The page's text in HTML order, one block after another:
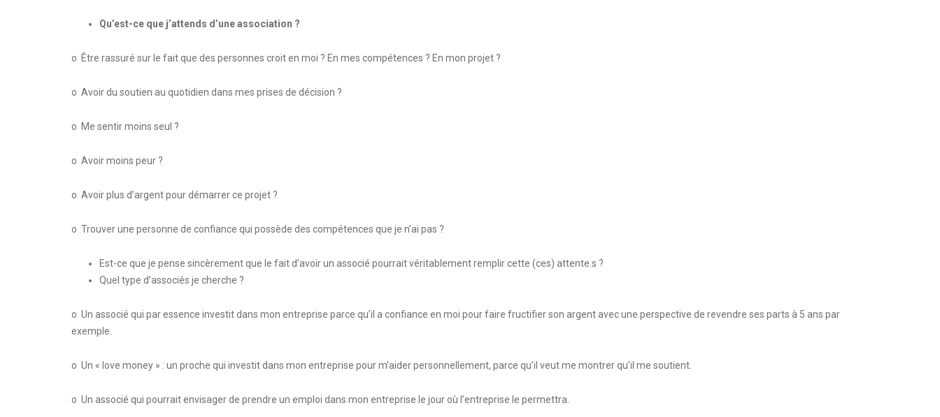
Qu’est-ce que j’attends d’une association ?
o Être rassuré sur le fait que des personnes croit en moi ? En mes compétences ? En mon projet ?
o Avoir du soutien au quotidien dans mes prises de décision ?
o Me sentir moins seul ?
o Avoir moins peur ?
o Avoir plus d’argent pour démarrer ce projet ?
o Trouver une personne de confiance qui possède des compétences que je n’ai pas ?
Est-ce que je pense sincèrement que le fait d’avoir un associé pourrait véritablement remplir cette (ces) attente.s ?
Quel type d’associés je cherche ?
o Un associé qui par essence investit dans mon entreprise parce qu’il a confiance en moi pour faire fructifier son argent avec une perspective de revendre ses parts à 5 ans par
exemple.
o Un « love money » : un proche qui investit dans mon entreprise pour m’aider personnellement, parce qu’il veut me montrer qu’il me soutient.
o Un associé qui pourrait envisager de prendre un emploi dans mon entreprise le jour où l’entreprise le permettra.